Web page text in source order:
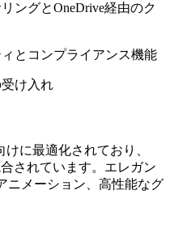
ングとOneDrive経由のク
とコンプライアンス機能
け入れ
けに最適化されており、
されています。エレガン
ニメーション、高性能なグ